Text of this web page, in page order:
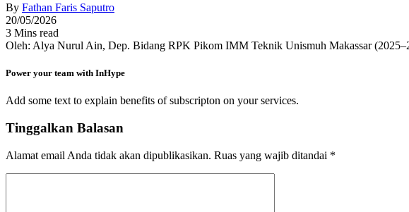
By Fathan Faris Saputro
20/05/2026
3 Mins read
Oleh: Alya Nurul Ain, Dep. Bidang RPK Pikom IMM Teknik Unismuh Makassar
Power your team with InHype
Add some text to explain benefits of subscripton on your services.
Tinggalkan Balasan
Alamat email Anda tidak akan dipublikasikan. Ruas yang wajib ditandai *